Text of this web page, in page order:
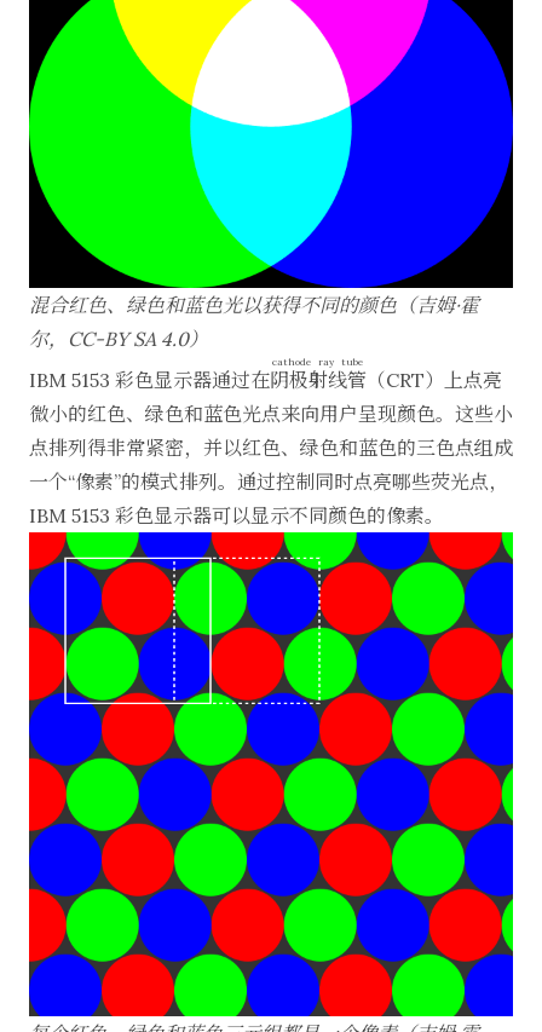
混合红色、绿色和蓝色光以获得不同的颜色（吉姆·霍
尔， CC-BY SA 4.0）
IBM 5153 彩色显示器通过在阴极射线管
cathode ray tube
（CRT）上点亮
微小的红色、绿色和蓝色光点来向用户呈现颜色。这些小
点排列得非常紧密，并以红色、绿色和蓝色的三色点组成
一个“像素”的模式排列。通过控制同时点亮哪些荧光点，
IBM 5153 彩色显示器可以显示不同颜色的像素。